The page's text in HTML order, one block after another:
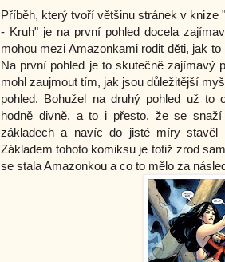
Příběh, který tvoří většinu stránek v
- Kruh" je na první pohled docela
mohou mezi Amazonkami rodit děti, jak
Na první pohled je to skutečně zajímavý
mohl zaujmout tím, jak jsou důležitější
pohled. Bohužel na druhý pohled už
hodně divně, a to i přesto, že se
základech a navíc do jisté míry stavěl
Základem tohoto komiksu je totiž zrod
se stala Amazonkou a co to mělo za